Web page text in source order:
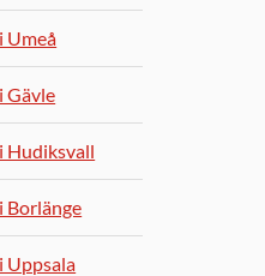
Umeå
Gävle
Hudiksvall
Borlänge
Uppsala